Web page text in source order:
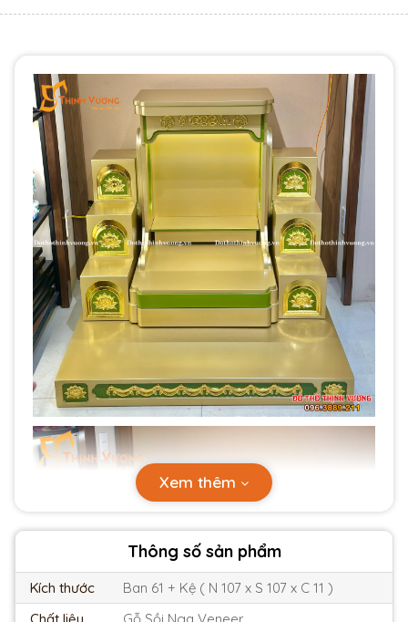
Thông số sản phẩm
Kích thước
Ban 61 + Kệ ( N 107 x S 107 x C 11 )
Xem thêm